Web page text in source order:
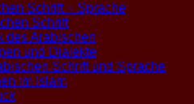
Schrift + Sprache
Schrift
des Arabischen
und Dialekte
Schrift und Sprache
im Islam